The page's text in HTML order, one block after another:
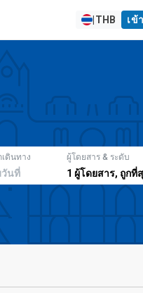
THB เข้
ดินทาง
วันที่
ผู้โดยสาร & ระดับ
1 ผู้โดยสาร, ถูกที่